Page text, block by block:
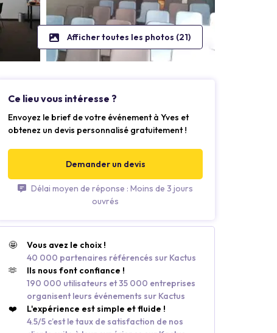
Afficher toutes les photos (21)
Ce lieu vous intéresse ?
Envoyez le brief de votre événement à Yves et
obtenez un devis personnalisé gratuitement !
Demander un devis
Délai moyen de réponse : Moins de 3 jours
ouvrés
🤩
Vous avez le choix !
40 000 partenaires référencés sur Kactus
🫶
Ils nous font confiance !
190 000 utilisateurs et 35 000 entreprises
organisent leurs événements sur Kactus
❤️
L'expérience est simple et fluide !
4.5/5 c’est le taux de satisfaction de nos